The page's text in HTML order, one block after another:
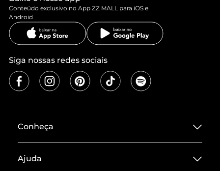
Conteúdo exclusivo no App ZZ MALL para iOS e
Android
Siga nossas redes sociais
Conheça
Termos de Uso
Ajuda